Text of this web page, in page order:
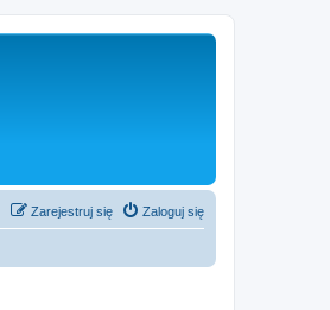
Zaloguj się
Zarejestruj się